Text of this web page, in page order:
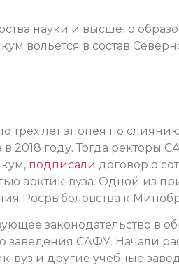
науки и высшего
вольется в состав
трех лет эпопея по
2018 году. Тогда ректоры
подписали договор о
арктик-вуза. Одной из
Росрыболовства к
законодательство в
заведения САФУ. Начали
вуз и другие учебные